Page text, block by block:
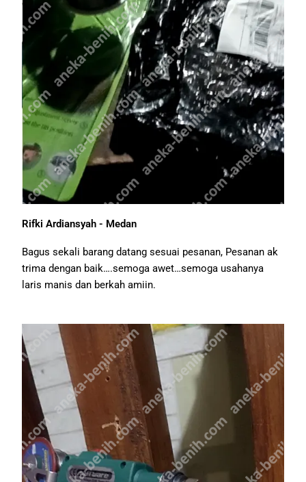
Rifki Ardiansyah - Medan
Bagus sekali barang datang sesuai pesanan, Pesanan ak
trima dengan baik….semoga awet…semoga usahanya
laris manis dan berkah amiin.